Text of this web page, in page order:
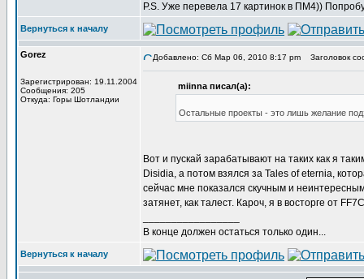
P.S. Уже перевела 17 картинок в ПМ4))
Вернуться к началу
Gorez
Зарегистрирован: 19.11.2004
Сообщения: 205
Откуда: Горы Шотландии
Добавлено: Сб Мар 06, 2010 8:17 pm Заголовок
miinna писал(а):
Остальные проекты - это лишь желание
Вот и пускай зарабатывают на таких как я
Disidia, а потом взялся за Tales of eternia,
сейчас мне показался скучным и
затянет, как талест. Кароч, я в восторге от
В конце должен остаться только один...
Вернуться к началу